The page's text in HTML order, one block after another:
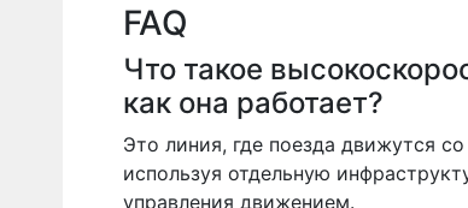
FAQ
Что такое
как она работает?
Это линия, где поезда движутся
используя отдельную
управления движением.